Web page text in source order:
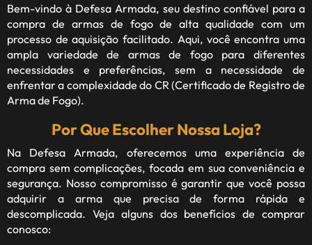
Bem-vindo à Defesa Armada, seu destino confiável para a
compra de armas de fogo de alta qualidade com um
processo de aquisição facilitado. Aqui, você encontra uma
ampla variedade de armas de fogo para diferentes
necessidades e preferências, sem a necessidade de
enfrentar a complexidade do CR (Certificado de Registro de
Arma de Fogo).
Por Que Escolher Nossa Loja?
Na Defesa Armada, oferecemos uma experiência de
compra sem complicações, focada em sua conveniência e
segurança. Nosso compromisso é garantir que você possa
adquirir a arma que precisa de forma rápida e
descomplicada. Veja alguns dos benefícios de comprar
conosco: